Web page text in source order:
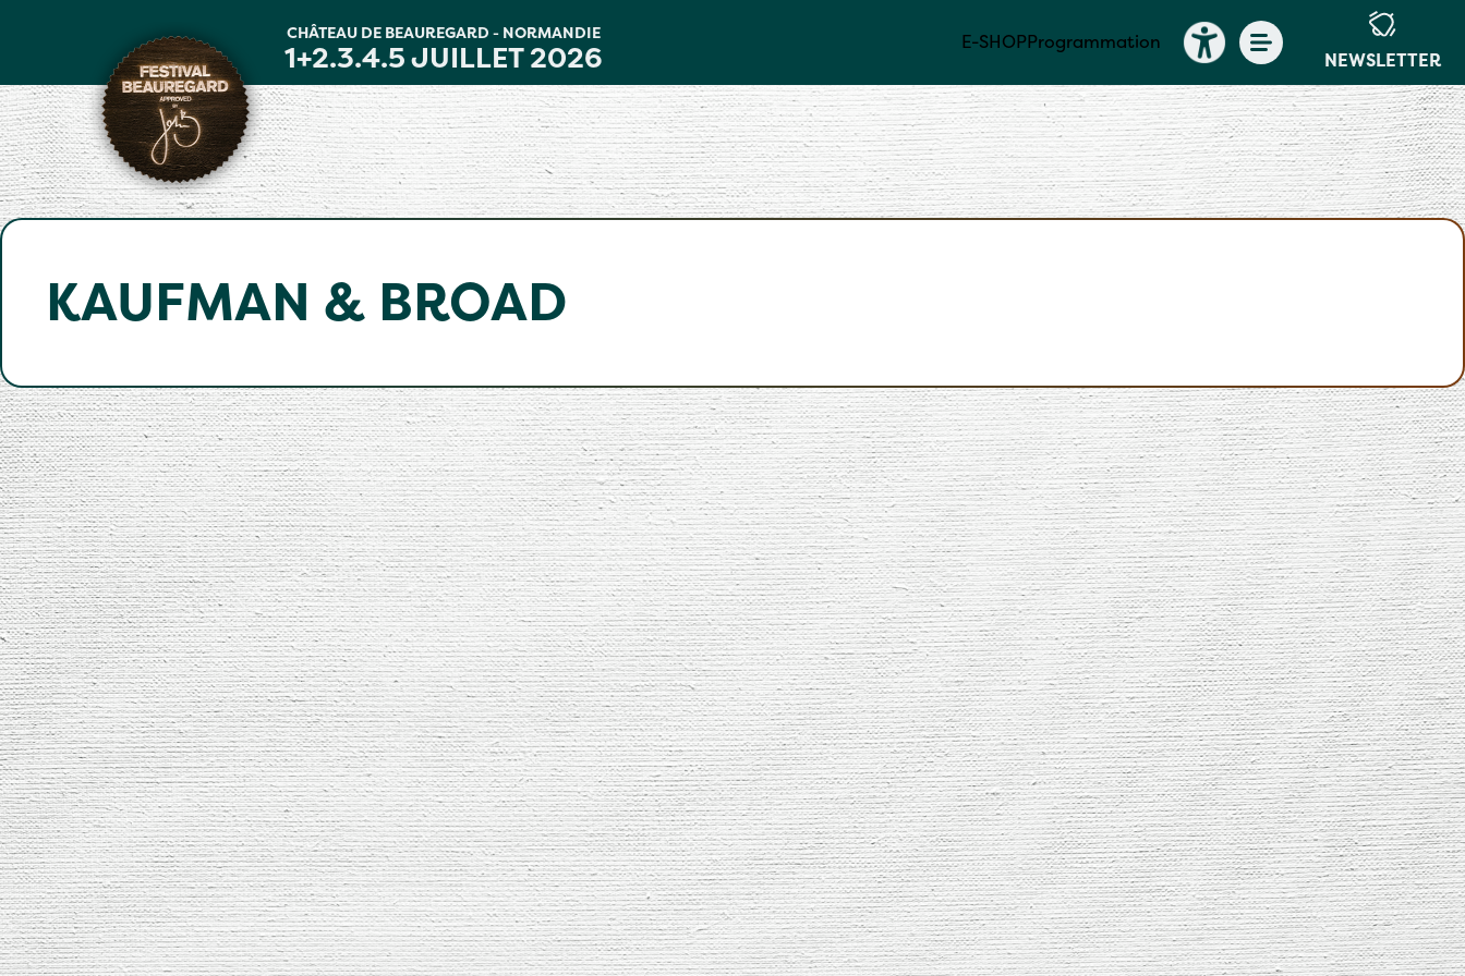
CHÂTEAU DE BEAUREGARD - NORMANDIE
1+2.3.4.5 JUILLET 2026 E-SHOPProgrammation
NEWSLETTER
KAUFMAN & BROAD